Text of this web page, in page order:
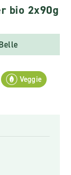
bio 2x90g
Veggie